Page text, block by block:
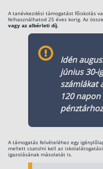
A tanévkezdési támogatást főiskolás
felhasználhatod 25 éves korig. Az
vagy az albérleti díj.
Idén
június 30-
számlákat
120
A támogatás felvételéhez egy
mellett csatolni kell az
igazolásának másolatát is.